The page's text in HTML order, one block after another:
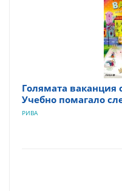
Голямата ваканция
Учебно помагало
РИВА